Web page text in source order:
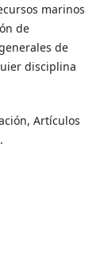
marinos
de
de
disciplina
Artículos